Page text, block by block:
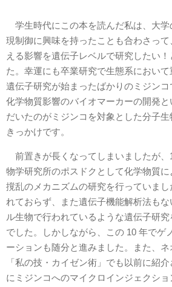
学生時代にこの本を読んだ私は、大学
現制御に興味を持ったことも合わさっ
える影響を遺伝子レベルで研究したい
た。幸運にも卒業研究で生態系におい
遺伝子研究が始まったばかりのミジン
化学物質影響のバイオマーカーの開発
だいたのがミジンコを対象とした分子
きっかけです。
前置きが長くなってしまいましたが、
物学研究所のポスドクとして化学物質
撹乱のメカニズムの研究を行っていま
れておらず、また遺伝子機能解析法も
ル生物で行われているような遺伝子研
でした。しかしながら、この 10 年でゲ
ーションも随分と進みました。また、
「私の技・カイゼン術」でも以前に紹
にミジンコへのマイクロインジェクシ